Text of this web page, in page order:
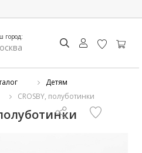
город:
Детям
CROSBY, полуботинки